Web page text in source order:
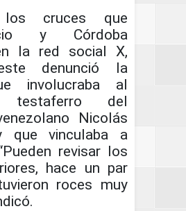
los cruces que
y Córdoba
la red social X,
denunció la
involucraba al
testaferro del
Nicolás
que vinculaba a
revisar los
hace un par
roces muy